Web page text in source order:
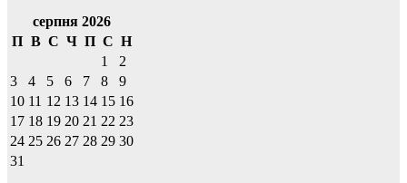
серпня 2026
П В С Ч П С Н
1
2
3
4 5 6 7 8
9
10 11 12 13 14 15 16
17 18 19 20 21 22 23
24 25 26 27 28 29 30
31